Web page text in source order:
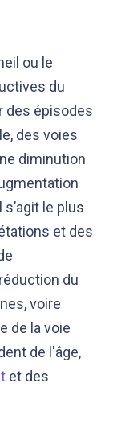
ou le
du
des épisodes
des voies
diminution
s’agit le plus
et des
du
voire
de la voie
de l'âge,
et des